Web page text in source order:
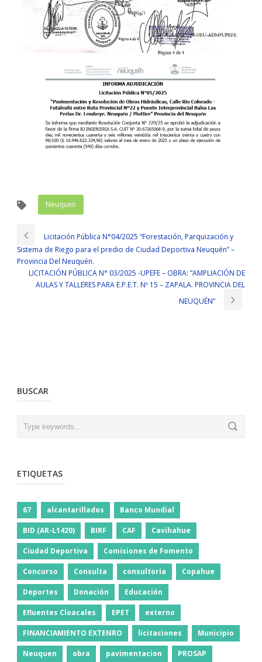
Neuquen
Licitación Pública N°04/2025 “Forestación, Parquización y
Sistema de Riego para el predio de Ciudad Deportiva Neuquén” –
Provincia Del Neuquén.
LICITACIÓN PÚBLICA N° 03/2025 -UPEFE – OBRA: “AMPLIACIÓN DE
AULAS Y TALLERES PARA E.P.E.T. Nº 15 – ZAPALA. PROVINCIA DEL
NEUQUÉN”
BUSCAR
ETIQUETAS
67 alcantarillados Banco Mundial
BID (AR-L1420) BIRF CAF Cavihahue
Ciudad Deportiva Comisiones de Fomento
Concurso Consulta consultoria Copahue
Deportes Donación Educación
Efluentes Cloacales EPET externo
FINANCIAMIENTO EXTENRO licitaciones Municipio
Neuquen obra pavimentacion PROSAP